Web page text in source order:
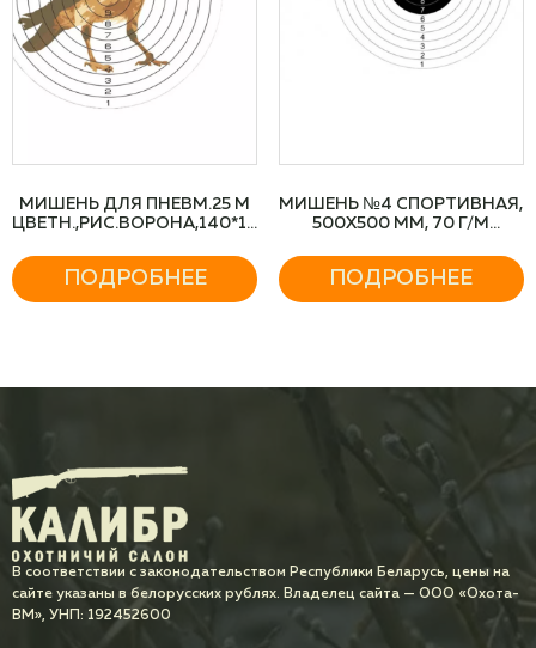
МИШЕНЬ ДЛЯ ПНЕВМ.25 М
ЦВЕТН.,РИС.ВОРОНА,140*140ММ,КАРТОН
ПОДРОБНЕЕ
МИШЕНЬ №4 СПОРТИВНАЯ,
500Х500 ММ, 70 Г/М
ПОДРОБНЕЕ
В соответствии с законодательством Республики Беларусь, цены на
сайте указаны в белорусских рублях. Владелец сайта — ООО «Охота-
ВМ», УНП: 192452600